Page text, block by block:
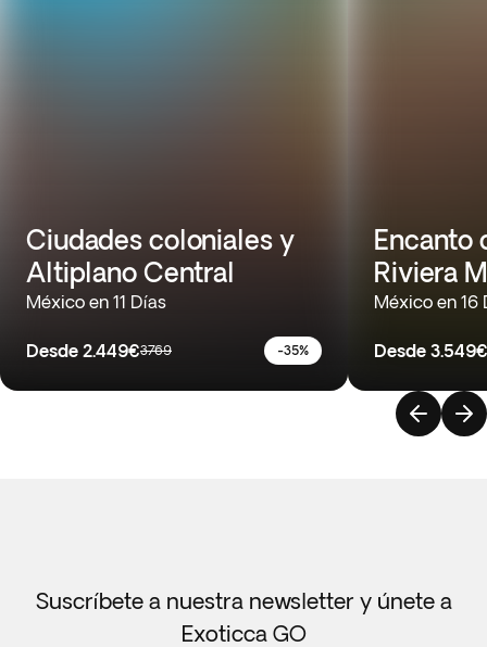
Ciudades coloniales y
Altiplano Central
México en 11 Días
Desde 2.449€3769 -35%
Encanto
Riviera
México en 16
Desde 3.549€
Suscríbete a nuestra newsletter y únete a
Exoticca GO